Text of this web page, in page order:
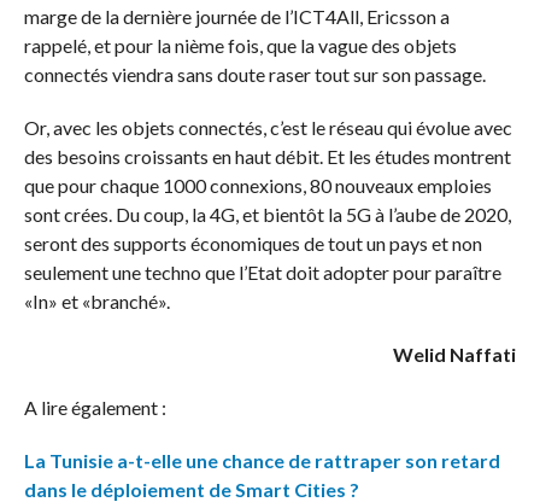
marge de la dernière journée de l’ICT4All, Ericsson a
rappelé, et pour la nième fois, que la vague des objets
connectés viendra sans doute raser tout sur son passage.
Or, avec les objets connectés, c’est le réseau qui évolue avec
des besoins croissants en haut débit. Et les études montrent
que pour chaque 1000 connexions, 80 nouveaux emploies
sont crées. Du coup, la 4G, et bientôt la 5G à l’aube de 2020,
seront des supports économiques de tout un pays et non
seulement une techno que l’Etat doit adopter pour paraître
«In» et «branché».
Welid Naffati
A lire également :
La Tunisie a-t-elle une chance de rattraper son retard
dans le déploiement de Smart Cities ?